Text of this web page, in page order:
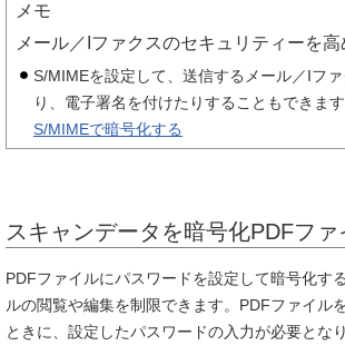
メモ
メール／Iファクスのセキュリティーを高
S/MIMEを設定して、送信するメール／Iフ
り、電子署名を付けたりすることもできます
S/MIMEで暗号化する
スキャンデータを暗号化PDFファ
PDFファイルにパスワードを設定して暗号化す
ルの閲覧や編集を制限できます。PDFファイル
ときに、設定したパスワードの入力が必要となり